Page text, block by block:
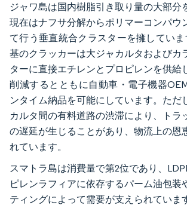
ジャワ島は国内樹脂引き取り量の大部分
現在はナフサ分解からポリマーコンパウ
て行う垂直統合クラスターを擁してい
基のクラッカーは大ジャカルタおよびカ
ターに直接エチレンとプロピレンを供給
削減するとともに自動車・電子機器
ンタイム納品を可能にしています。ただ
カルタ間の有料道路の渋滞により、トラ
の遅延が生じることがあり、物流上の恩
れています。
スマトラ島は消費量で第2位であり、
ピレンラフィアに依存するパーム油包装
ティングによって需要が支えられていま